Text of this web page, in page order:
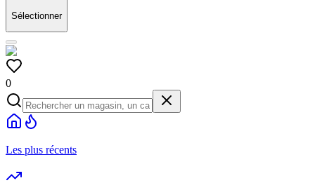
Sélectionner
0
Les plus récents